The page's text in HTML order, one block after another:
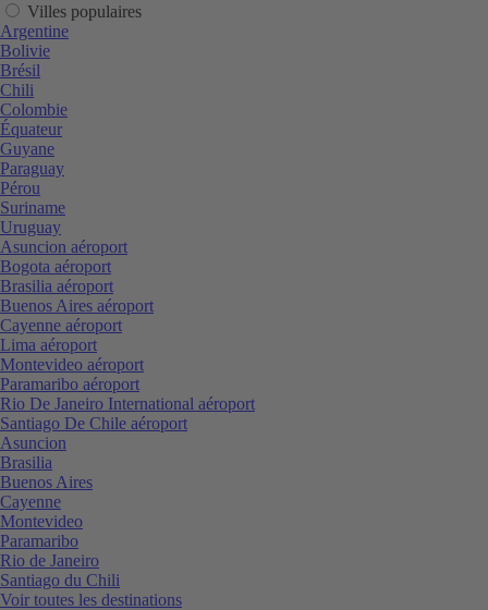
Villes populaires
Argentine
Bolivie
Brésil
Chili
Colombie
Équateur
Guyane
Paraguay
Pérou
Suriname
Uruguay
Asuncion aéroport
Bogota aéroport
Brasilia aéroport
Buenos Aires aéroport
Cayenne aéroport
Lima aéroport
Montevideo aéroport
Paramaribo aéroport
Rio De Janeiro International aéroport
Santiago De Chile aéroport
Asuncion
Brasilia
Buenos Aires
Cayenne
Montevideo
Paramaribo
Rio de Janeiro
Santiago du Chili
Voir toutes les destinations